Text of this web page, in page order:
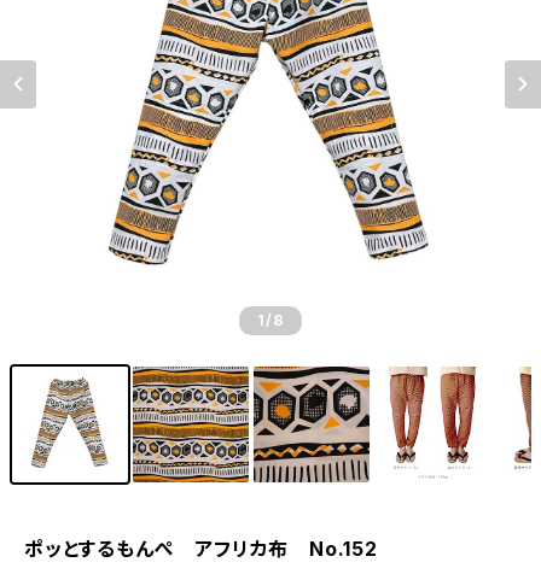
1 /8
ポッとするもんぺ アフリカ布 No.152